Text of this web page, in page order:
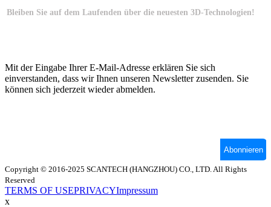
Copyright © 2016-2025 SCANTECH (HANGZHOU) CO., LTD. All Rights
Reserved
TERMS OF USEPRIVACYImpressum
x